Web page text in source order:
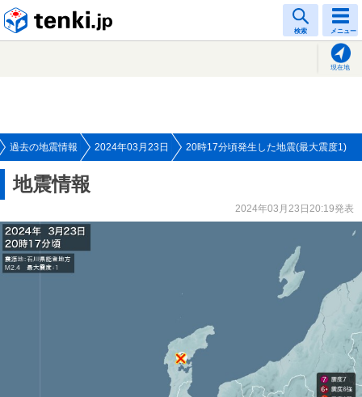
検索 メニュー
現在地
過去の地震情報 2024年03月23日 20時17分頃発生した地震(最大震度1)
地震情報
2024年03月23日20:19発表